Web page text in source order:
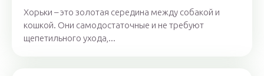
Хорьки – это золотая середина между собакой и
кошкой. Они самодостаточные и не требуют
щепетильного ухода,...